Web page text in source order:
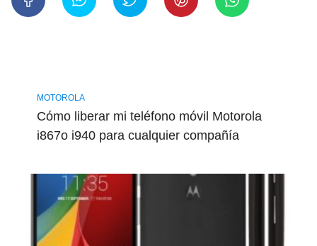
MOTOROLA
Cómo liberar mi teléfono móvil Motorola
i867o i940 para cualquier compañía